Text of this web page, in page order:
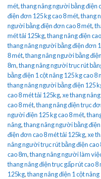
mét,thang nâng người bằng điện
điện đơn 125 kg cao 8 mét,thang
người bằng điện đơn cao 8 mét,
mét tải 125kg,thang nâng điện
thang nâng người bằng điện đơn
8 mét,thang nâng người bằng
8m,thang nâng người trục rút
bằng điện 1 cột nâng 125 kg cao 8
thang nâng người bằng điện 125
cao 8 mét tải 125kg,xe thang
cao 8 mét,thang nâng điện trục
người điện 125 kg cao 8 mét,
nâng,thang nâng người bằng
điện đơn cao 8 mét tải 125kg,xe
nâng người trục rút bằng điện cao
cao 8m,thang nâng người làm
thang nâng điện trục gấp rút cao 8
125kg,thang nâng điện 1 cột